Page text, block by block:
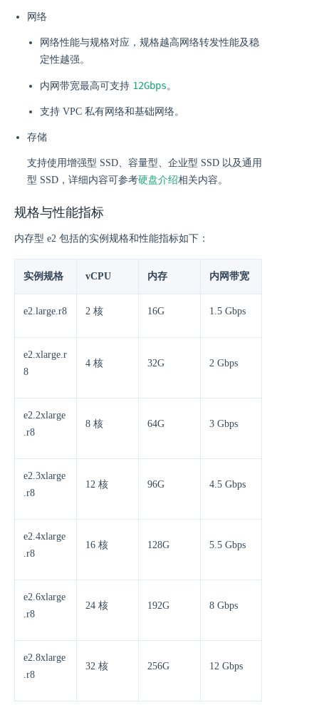
网络
网络性能与规格对应，规格越高网络转发性能及稳
定性越强。
内网带宽最高可支持 12Gbps。
支持 VPC 私有网络和基础网络。
存储
支持使用增强型 SSD、容量型、企业型 SSD 以及通用
型 SSD，详细内容可参考硬盘介绍相关内容。
规格与性能指标
内存型 e2 包括的实例规格和性能指标如下：
实例规格 vCPU 内存 内网带宽
e2.large.r8 2 核 16G 1.5 Gbps
e2.xlarge.r
8
4 核 32G 2 Gbps
e2.2xlarge
.r8
8 核 64G 3 Gbps
e2.3xlarge
.r8
12 核 96G 4.5 Gbps
e2.4xlarge
.r8
16 核 128G 5.5 Gbps
e2.6xlarge
.r8
24 核 192G 8 Gbps
e2.8xlarge
.r8
32 核 256G 12 Gbps